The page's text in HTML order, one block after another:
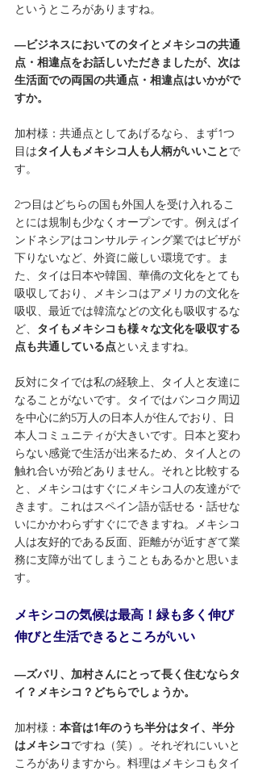
というところがありますね。
―ビジネスにおいてのタイとメキシコの共通
点・相違点をお話しいただきましたが、次は
生活面での両国の共通点・相違点はいかがで
すか。
加村様：共通点としてあげるなら、まず1つ
目はタイ人もメキシコ人も人柄がいいことで
す。
2つ目はどちらの国も外国人を受け入れるこ
とには規制も少なくオープンです。例えばイ
ンドネシアはコンサルティング業ではビザが
下りないなど、外資に厳しい環境です。ま
た、タイは日本や韓国、華僑の文化をとても
吸収しており、メキシコはアメリカの文化を
吸収、最近では韓流などの文化も吸収するな
ど、 タイもメキシコも様々な文化を吸収する
点も共通している点といえますね。
反対にタイでは私の経験上、タイ人と友達に
なることがないです。タイではバンコク周辺
を中心に約5万人の日本人が住んでおり、日
本人コミュニティが大きいです。日本と変わ
らない感覚で生活が出来るため、タイ人との
触れ合いが殆どありません。それと比較する
と、メキシコはすぐにメキシコ人の友達がで
きます。これはスペイン語が話せる・話せな
いにかかわらずすぐにできますね。メキシコ
人は友好的である反面、距離がが近すぎて業
務に支障が出てしまうこともあるかと思いま
す。
メキシコの気候は最高！緑も多く伸び
伸びと生活できるところがいい
―ズバリ、加村さんにとって長く住むならタ
イ？メキシコ？どちらでしょうか。
加村様： 本音は1年のうち半分はタイ、半分
はメキシコですね（笑）。それぞれにいいと
ころがありますから。料理はメキシコもタイ